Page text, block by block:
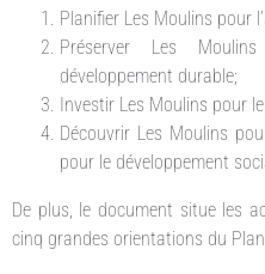
Planifier Les Moulins pour
Préserver Les
développement durable;
Investir Les Moulins pour
Découvrir Les Moulins
pour le développement
De plus, le document situe les
cinq grandes orientations du